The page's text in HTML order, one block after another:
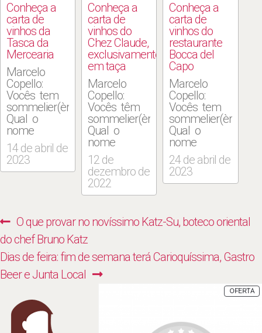
Conheça a
carta de
vinhos da
Tasca da
Mercearia
Marcelo
Copello:
Vocês tem
sommelier(ère)?
Qual o
nome
dele(a)?
Senão quem
é o
MERCEARIA:
Sandro
Moura –
Tomás
Rangel/Divulgação
MC: Quantos
aproximadamente
tem sua
carta de
14 de abril de
2023
Conheça a
carta de
vinhos do
Chez Claude,
exclusivamente
em taça
Marcelo
Copello:
Vocês têm
sommelier(ère)?
Qual o
nome
dele(a)?
Senão quem
é o
responsável
Chez Claude:
Divulgação/Divulgação
MC: Quantos
12 de
dezembro de
2022
Conheça a
carta de
vinhos do
restaurante
Bocca del
Capo
Marcelo
Copello:
Vocês tem
sommelier(ère)?
Qual o
nome
dele(a)?
Senão quem
é o
BOCCA DEL
selecionados
aprazimento
24 de abril de
2023
Navegação
de
Post
Previous
post:
O que provar no novíssimo Katz-Su, boteco oriental
do chef Bruno Katz
Next
post:
Dias de feira: fim de semana terá Carioquíssima, Gastro
Beer e Junta Local
OFERTA